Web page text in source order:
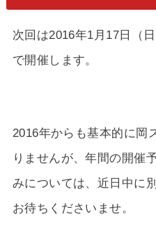
次回は2016年1月17日（
で開催します。
2016年からも基本的に岡
りませんが、年間の開催
みについては、近日中に
お待ちくださいませ。